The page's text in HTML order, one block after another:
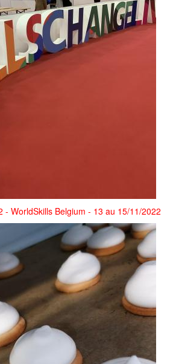
- WorldSkills Belgium - 13 au 15/11/2022